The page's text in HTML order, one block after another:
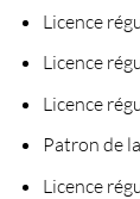
Licence
Licence
Licence
Patron de
Licence